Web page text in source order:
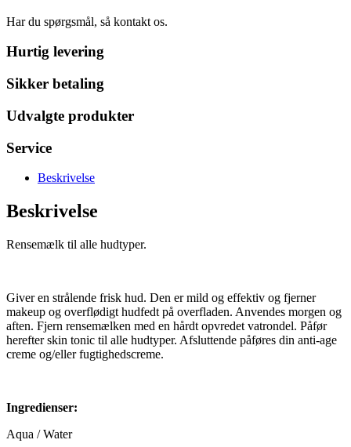
Har du spørgsmål, så kontakt os.
Hurtig levering
Sikker betaling
Udvalgte produkter
Service
Beskrivelse
Beskrivelse
Rensemælk til alle hudtyper.
Giver en strålende frisk hud. Den er mild og effektiv og fjerner
makeup og overflødigt hudfedt på overfladen. Anvendes morgen og
aften. Fjern rensemælken med en hårdt opvredet vatrondel. Påfør
herefter skin tonic til alle hudtyper. Afsluttende påføres din anti-age
creme og/eller fugtighedscreme.
Ingredienser:
Aqua / Water